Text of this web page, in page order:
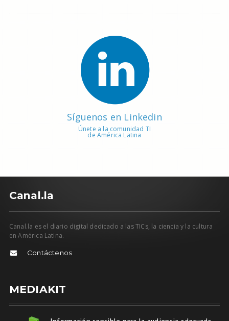
Síguenos en Linkedin
Únete a la comunidad TI
de América Latina
Canal.la
Canal.la es el diario digital dedicado a las TICs, la ciencia y la cultura
en América Latina.
Contáctenos
MEDIAKIT